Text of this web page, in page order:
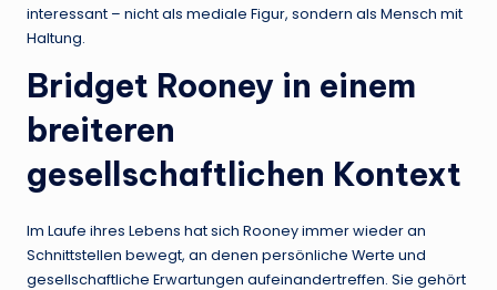
interessant – nicht als mediale Figur, sondern als Mensch mit
Haltung.
Bridget Rooney in einem
breiteren
gesellschaftlichen Kontext
Im Laufe ihres Lebens hat sich Rooney immer wieder an
Schnittstellen bewegt, an denen persönliche Werte und
gesellschaftliche Erwartungen aufeinandertreffen. Sie gehört